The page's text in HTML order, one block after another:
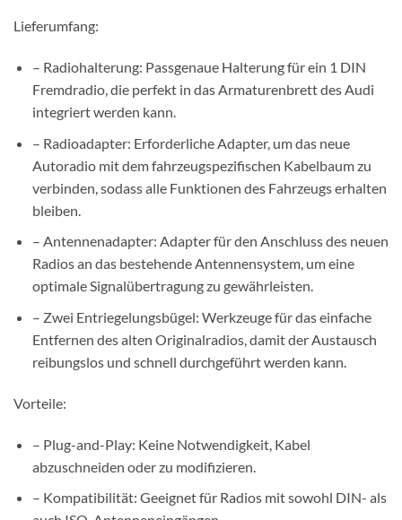
Lieferumfang:
– Radiohalterung: Passgenaue Halterung für ein 1 DIN
Fremdradio, die perfekt in das Armaturenbrett des Audi
integriert werden kann.
– Radioadapter: Erforderliche Adapter, um das neue
Autoradio mit dem fahrzeugspezifischen Kabelbaum zu
verbinden, sodass alle Funktionen des Fahrzeugs erhalten
bleiben.
– Antennenadapter: Adapter für den Anschluss des neuen
Radios an das bestehende Antennensystem, um eine
optimale Signalübertragung zu gewährleisten.
– Zwei Entriegelungsbügel: Werkzeuge für das einfache
Entfernen des alten Originalradios, damit der Austausch
reibungslos und schnell durchgeführt werden kann.
Vorteile:
– Plug-and-Play: Keine Notwendigkeit, Kabel
abzuschneiden oder zu modifizieren.
– Kompatibilität: Geeignet für Radios mit sowohl DIN- als